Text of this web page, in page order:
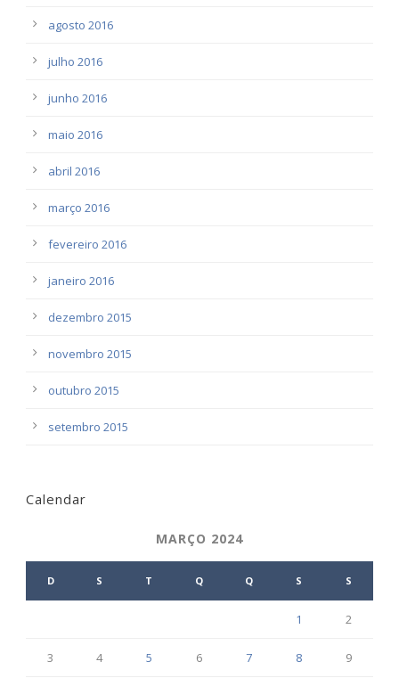
agosto 2016
julho 2016
junho 2016
maio 2016
abril 2016
março 2016
fevereiro 2016
janeiro 2016
dezembro 2015
novembro 2015
outubro 2015
setembro 2015
Calendar
MARÇO 2024
D S T Q Q S S
1 2
3 4 5 6 7 8 9